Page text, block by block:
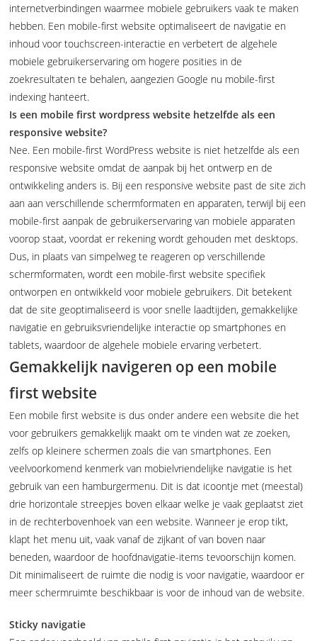
internetverbindingen waarmee mobiele gebruikers vaak te maken
hebben. Een mobile-first website optimaliseert de navigatie en
inhoud voor touchscreen-interactie en verbetert de algehele
mobiele gebruikerservaring om hogere posities in de
zoekresultaten te behalen, aangezien Google nu mobile-first
indexing hanteert.
Is een mobile first wordpress website hetzelfde als een
responsive website?
Nee. Een mobile-first WordPress website is niet hetzelfde als een
responsive website omdat de aanpak bij het ontwerp en de
ontwikkeling anders is. Bij een responsive website past de site zich
aan aan verschillende schermformaten en apparaten, terwijl bij een
mobile-first aanpak de gebruikerservaring van mobiele apparaten
voorop staat, voordat er rekening wordt gehouden met desktops.
Dus, in plaats van simpelweg te reageren op verschillende
schermformaten, wordt een mobile-first website specifiek
ontworpen en ontwikkeld voor mobiele gebruikers. Dit betekent
dat de site geoptimaliseerd is voor snelle laadtijden, gemakkelijke
navigatie en gebruiksvriendelijke interactie op smartphones en
tablets, waardoor de algehele mobiele ervaring verbetert.
Gemakkelijk navigeren op een mobile
first website
Een mobile first website is dus onder andere een website die het
voor gebruikers gemakkelijk maakt om te vinden wat ze zoeken,
zelfs op kleinere schermen zoals die van smartphones. Een
veelvoorkomend kenmerk van mobielvriendelijke navigatie is het
gebruik van een hamburgermenu. Dit is dat icoontje met (meestal)
drie horizontale streepjes boven elkaar welke je vaak geplaatst ziet
in de rechterbovenhoek van een website. Wanneer je erop tikt,
klapt het menu uit, vaak vanaf de zijkant of van boven naar
beneden, waardoor de hoofdnavigatie-items tevoorschijn komen.
Dit minimaliseert de ruimte die nodig is voor navigatie, waardoor er
meer schermruimte beschikbaar is voor de inhoud van de website.
Sticky navigatie